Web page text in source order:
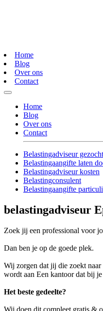
Home
Blog
Over ons
Contact
Home
Blog
Over ons
Contact
Belastingadviseur gezocht
Belastingaangifte laten
Belastingadviseur kosten
Belastingconsulent
Belastingaangifte
belastingadviseur
Zoek jij een professional voor
Dan ben je op de goede plek.
Wij zorgen dat jij die zoekt naar
wordt aan Een kantoor dat bij je
Het beste gedeelte?
Wij doen dit compleet gratis &